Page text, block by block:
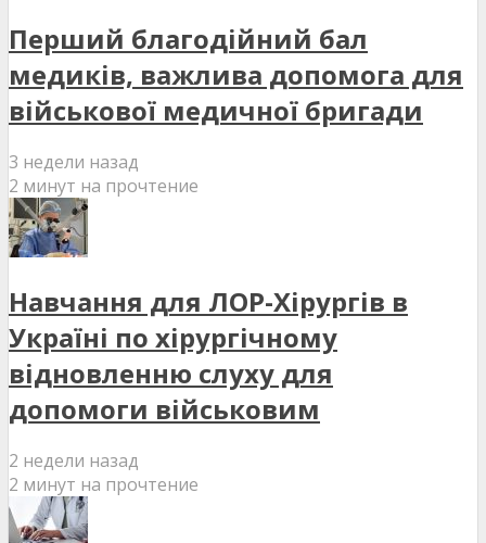
Перший благодійний бал
медиків, важлива допомога для
військової медичної бригади
3 недели назад
2 минут на прочтение
Навчання для ЛОР-Хірургів в
Україні по хірургічному
відновленню слуху для
допомоги військовим
2 недели назад
2 минут на прочтение